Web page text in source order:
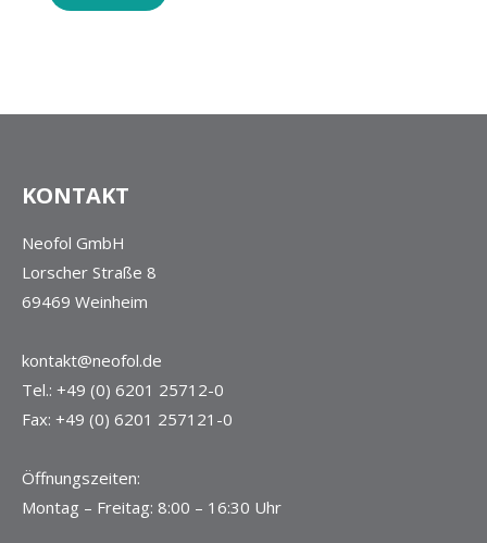
KONTAKT
Neofol GmbH
Lorscher Straße 8
69469 Weinheim
kontakt@neofol.de
Tel.: +49 (0) 6201 25712-0
Fax: +49 (0) 6201 257121-0
Öffnungszeiten:
Montag – Freitag: 8:00 – 16:30 Uhr